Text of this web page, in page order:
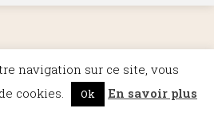
navigation sur ce site, vous
cookies.
Ok En savoir plus